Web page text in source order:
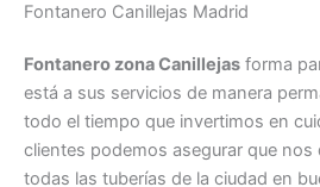
Fontanero Canillejas Madrid
Fontanero zona Canillejas forma
está a sus servicios de manera
todo el tiempo que invertimos en
clientes podemos asegurar que
todas las tuberías de la ciudad en